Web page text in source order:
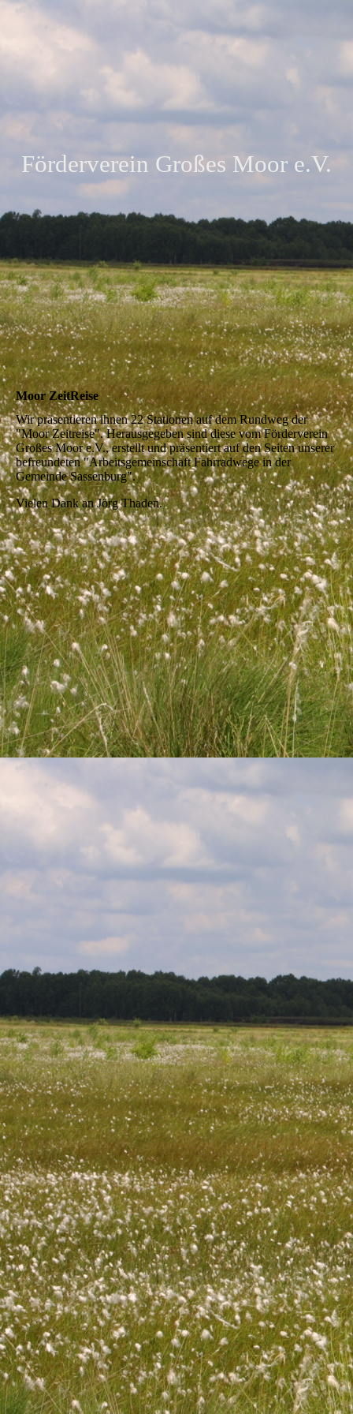
Förderverein Großes Moor e.V.
Moor ZeitReise
Wir präsentieren ihnen 22 Stationen auf dem Rundweg der
"Moor Zeitreise". Herausgegeben sind diese vom Förderverein
Großes Moor e.V., erstellt und präsentiert auf den Seiten unserer
befreundeten "Arbeitsgemeinschaft Fahrradwege in der
Gemeinde Sassenburg".
Vielen Dank an Jörg Thaden.